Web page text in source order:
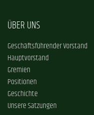
ÜBER UNS
Geschäftsführender Vorstand
Hauptvorstand
Gremien
Positionen
Geschichte
Unsere Satzungen